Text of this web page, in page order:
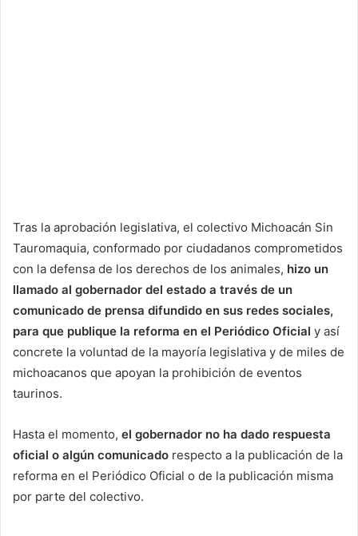
Tras la aprobación legislativa, el colectivo Michoacán Sin
Tauromaquia, conformado por ciudadanos comprometidos
con la defensa de los derechos de los animales, hizo un
llamado al gobernador del estado a través de un
comunicado de prensa difundido en sus redes sociales,
para que publique la reforma en el Periódico Oficial y así
concrete la voluntad de la mayoría legislativa y de miles de
michoacanos que apoyan la prohibición de eventos
taurinos.
Hasta el momento, el gobernador no ha dado respuesta
oficial o algún comunicado respecto a la publicación de la
reforma en el Periódico Oficial o de la publicación misma
por parte del colectivo.